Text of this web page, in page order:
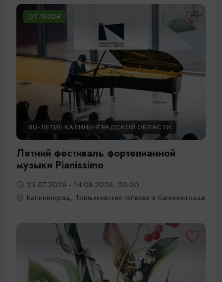
ОТ 1500₽
80-ЛЕТИЕ КАЛИНИНГРАДСКОЙ ОБЛАСТИ
Летний фестиваль фортепианной
музыки Pianissimo
23.07.2026 - 14.08.2026, 20:00
Калининград, Третьяковская галерея в Калининграде